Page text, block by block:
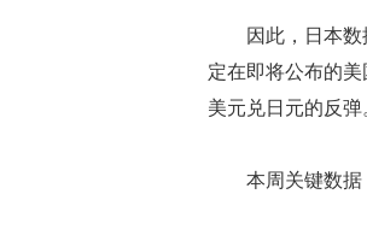
因此，日本数据
定在即将公布的
美元兑日元的反弹
本周关键数据